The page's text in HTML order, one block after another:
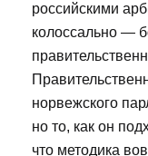
российскими
колоссально —
норвежского
но то, как он
что методика